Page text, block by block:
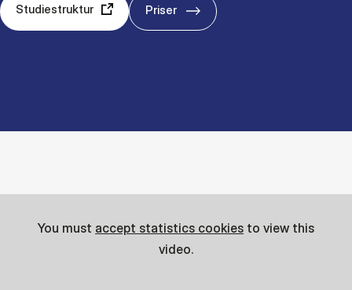
Studiestruktur Priser
You must accept statistics cookies to view this
video.